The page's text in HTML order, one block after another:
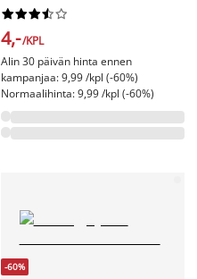






4,-/KPL
Alin 30 päivän hinta ennen
kampanjaa: 9,99 /kpl (-60%)
Normaalihinta: 9,99 /kpl (-60%)
-60%